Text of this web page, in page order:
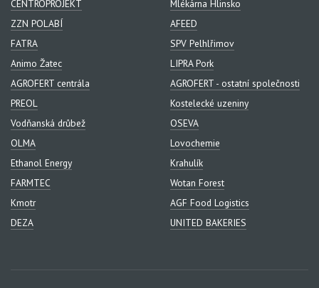
CENTROPROJEKT
Mlékárna Hlinsko
ZZN POLABÍ
AFEED
FATRA
SPV Pelhlřimov
Animo Žatec
LIPRA Pork
AGROFERT centrála
AGROFERT - ostatní společnosti
PREOL
Kostelecké uzeniny
Vodňanská drůbež
OSEVA
OLMA
Lovochemie
Ethanol Energy
Krahulík
FARMTEC
Wotan Forest
Kmotr
AGF Food Logistics
DEZA
UNITED BAKERIES